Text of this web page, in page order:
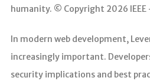
humanity. © Copyright 2026
In modern web development,
increasingly important.
security implications and best